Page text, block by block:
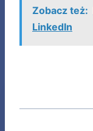
Zobacz też:
LinkedIn